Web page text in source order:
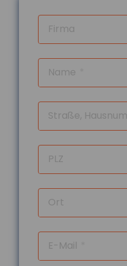
Die
der
Die
3,9 Prozent
04.08.2026
Firma
Name
Straße,
PLZ
Ort
E-Mail